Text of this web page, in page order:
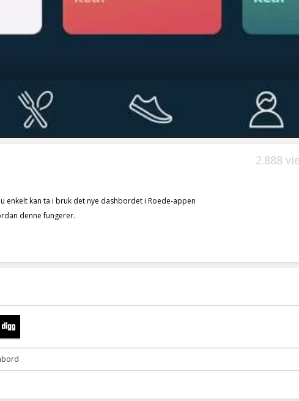
2.888
enkelt kan ta i bruk det nye dashbordet i Roede-appen
denne fungerer.